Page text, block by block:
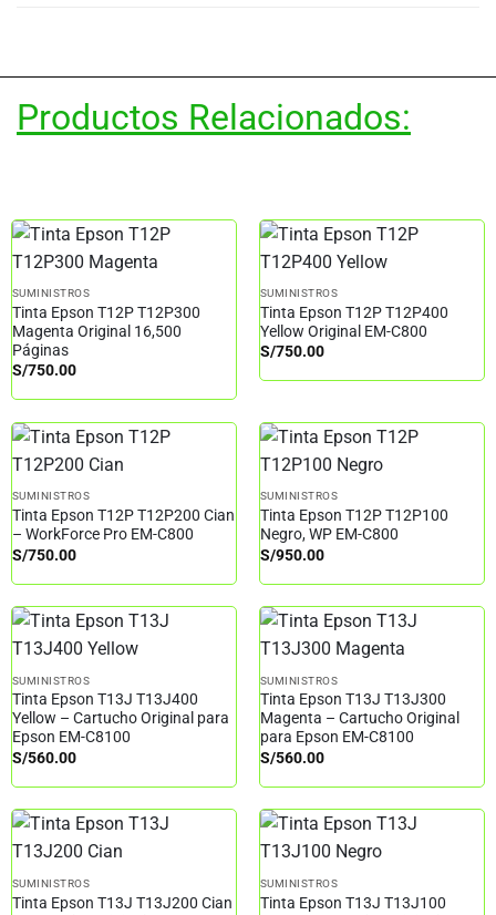
Productos Relacionados:
SUMINISTROS
Tinta Epson T12P T12P300
Magenta Original 16,500
Páginas
S/750.00
SUMINISTROS
Tinta Epson T12P T12P400
Yellow Original EM-C800
S/750.00
SUMINISTROS
Tinta Epson T12P T12P200 Cian
– WorkForce Pro EM-C800
S/750.00
SUMINISTROS
Tinta Epson T12P T12P100
Negro, WP EM-C800
S/950.00
SUMINISTROS
Tinta Epson T13J T13J400
Yellow – Cartucho Original para
Epson EM-C8100
S/560.00
SUMINISTROS
Tinta Epson T13J T13J300
Magenta – Cartucho Original
para Epson EM-C8100
S/560.00
SUMINISTROS
Tinta Epson T13J T13J200 Cian
SUMINISTROS
Tinta Epson T13J T13J100